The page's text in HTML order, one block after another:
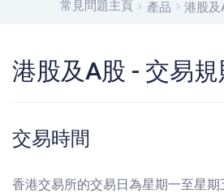
常見問題主頁 產品 港股及
港股及A股 - 交易規
交易時間
香港交易所的交易日為星期一至星期